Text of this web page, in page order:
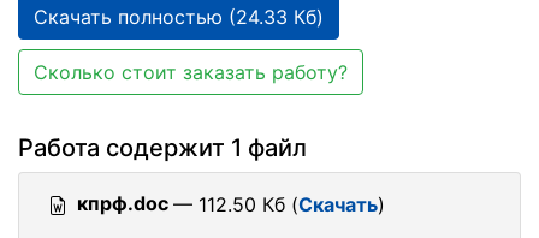
Скачать полностью (24.33 Кб)
Сколько стоит заказать работу?
Работа содержит 1 файл
кпрф.doc — 112.50 Кб (Скачать)